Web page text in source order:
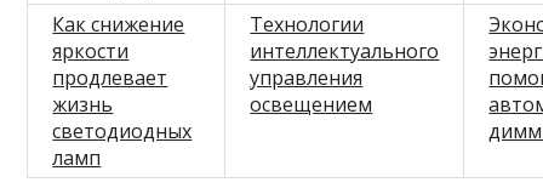
Как снижение
яркости
продлевает
жизнь
светодиодных
ламп
Технологии
интеллектуального
управления
освещением